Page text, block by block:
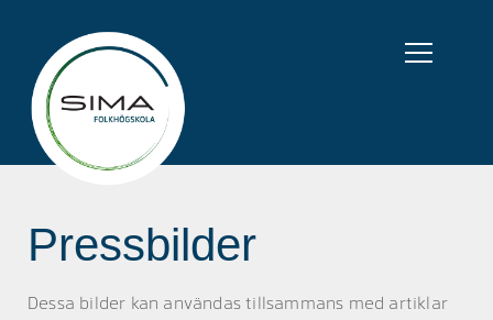
Pressbilder
Dessa bilder kan användas tillsammans med artiklar